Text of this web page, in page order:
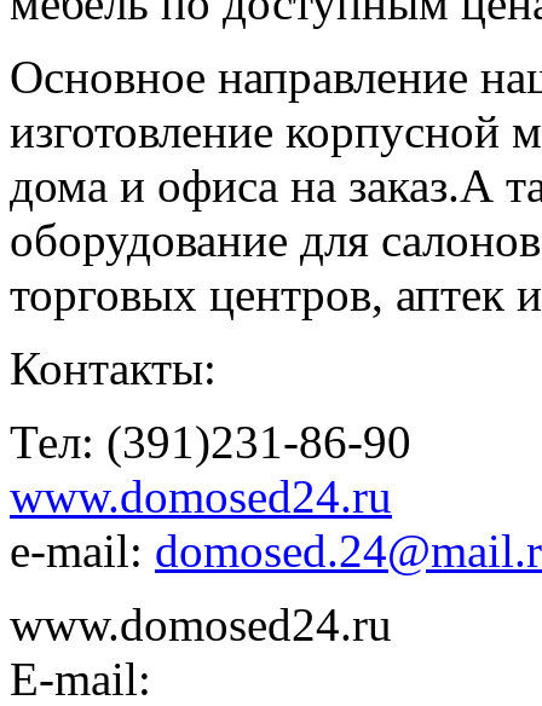
Основное направление
изготовление корпусной
дома и офиса на заказ.А
оборудование для
торговых центров, аптек
Контакты:
Тел: (391)231-86-90
www.domosed24.ru
e-mail:
www.domosed24.ru
E-mail: